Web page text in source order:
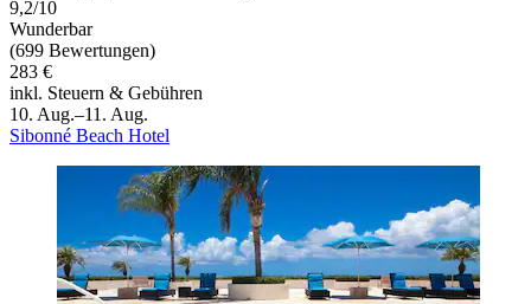
9,2/10
Wunderbar
(699 Bewertungen)
283 €
inkl. Steuern & Gebühren
10. Aug.–11. Aug.
Sibonné Beach Hotel